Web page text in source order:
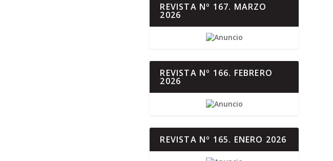
REVISTA Nº 167. MARZO
2026
REVISTA Nº 166. FEBRERO
2026
REVISTA Nº 165. ENERO 2026